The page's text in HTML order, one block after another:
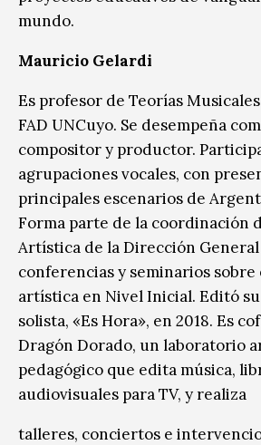
mundo.
Mauricio Gelardi
Es profesor de Teorías
FAD UNCuyo. Se desempeña
compositor y productor.
agrupaciones vocales, con
principales escenarios de
Forma parte de la coordinación
Artística de la Dirección General
conferencias y seminarios sobre
artística en Nivel Inicial. Editó
solista, «Es Hora», en 2018. Es
Dragón Dorado, un laboratorio
pedagógico que edita música,
audiovisuales para TV, y realiza
talleres, conciertos e